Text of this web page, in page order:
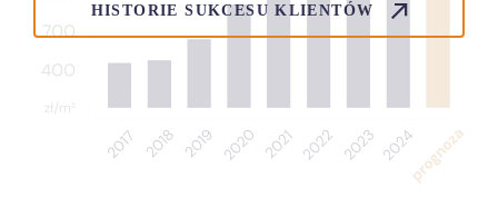
HISTORIE SUKCESU KLIENTÓW